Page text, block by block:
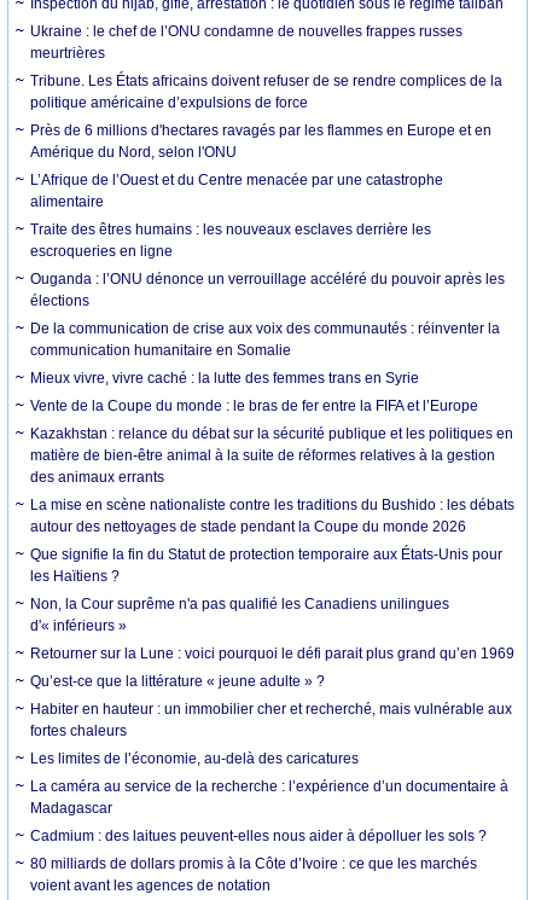
Inspection du hijab, gifle, arrestation : le quotidien sous le régime taliban
Ukraine : le chef de l’ONU condamne de nouvelles frappes russes
meurtrières
Tribune. Les États africains doivent refuser de se rendre complices de la
politique américaine d’expulsions de force
Près de 6 millions d'hectares ravagés par les flammes en Europe et en
Amérique du Nord, selon l'ONU
L’Afrique de l’Ouest et du Centre menacée par une catastrophe
alimentaire
Traite des êtres humains : les nouveaux esclaves derrière les
escroqueries en ligne
Ouganda : l’ONU dénonce un verrouillage accéléré du pouvoir après les
élections
De la communication de crise aux voix des communautés : réinventer la
communication humanitaire en Somalie
Mieux vivre, vivre caché : la lutte des femmes trans en Syrie
Vente de la Coupe du monde : le bras de fer entre la FIFA et l’Europe
Kazakhstan : relance du débat sur la sécurité publique et les politiques en
matière de bien-être animal à la suite de réformes relatives à la gestion
des animaux errants
La mise en scène nationaliste contre les traditions du Bushido : les débats
autour des nettoyages de stade pendant la Coupe du monde 2026
Que signifie la fin du Statut de protection temporaire aux États-Unis pour
les Haïtiens ?
Non, la Cour suprême n'a pas qualifié les Canadiens unilingues
d'« inférieurs »
Retourner sur la Lune : voici pourquoi le défi parait plus grand qu’en 1969
Qu’est-ce que la littérature « jeune adulte » ?
Habiter en hauteur : un immobilier cher et recherché, mais vulnérable aux
fortes chaleurs
Les limites de l’économie, au-delà des caricatures
La caméra au service de la recherche : l’expérience d’un documentaire à
Madagascar
Cadmium : des laitues peuvent-elles nous aider à dépolluer les sols ?
80 milliards de dollars promis à la Côte d’Ivoire : ce que les marchés
voient avant les agences de notation